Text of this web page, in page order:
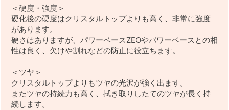
＜硬度・強度＞
硬化後の硬度はクリスタルトップよりも高く、非常に強度
があります。
硬さはありますが、パワーベースZEOやパワーベースとの相
性は良く、欠けや割れなどの防止に役立ちます。
＜ツヤ＞
クリスタルトップよりもツヤの光沢が強く出ます。
またツヤの持続力も高く、拭き取りしたてのツヤが長く持
続します。